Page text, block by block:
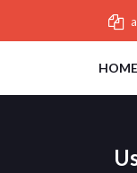
HOME